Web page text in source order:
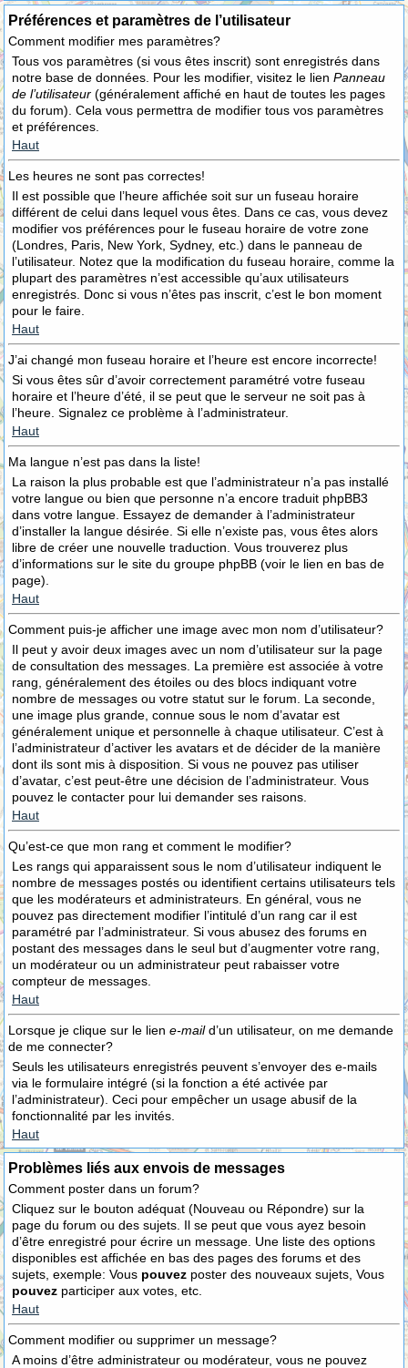
Préférences et paramètres de l’utilisateur
Comment modifier mes paramètres?
Tous vos paramètres (si vous êtes inscrit) sont enregistrés dans
notre base de données. Pour les modifier, visitez le lien Panneau
de l’utilisateur (généralement affiché en haut de toutes les pages
du forum). Cela vous permettra de modifier tous vos paramètres
et préférences.
Haut
Les heures ne sont pas correctes!
Il est possible que l’heure affichée soit sur un fuseau horaire
différent de celui dans lequel vous êtes. Dans ce cas, vous devez
modifier vos préférences pour le fuseau horaire de votre zone
(Londres, Paris, New York, Sydney, etc.) dans le panneau de
l’utilisateur. Notez que la modification du fuseau horaire, comme la
plupart des paramètres n’est accessible qu’aux utilisateurs
enregistrés. Donc si vous n’êtes pas inscrit, c’est le bon moment
pour le faire.
Haut
J’ai changé mon fuseau horaire et l’heure est encore incorrecte!
Si vous êtes sûr d’avoir correctement paramétré votre fuseau
horaire et l’heure d’été, il se peut que le serveur ne soit pas à
l’heure. Signalez ce problème à l’administrateur.
Haut
Ma langue n’est pas dans la liste!
La raison la plus probable est que l’administrateur n’a pas installé
votre langue ou bien que personne n’a encore traduit phpBB3
dans votre langue. Essayez de demander à l’administrateur
d’installer la langue désirée. Si elle n’existe pas, vous êtes alors
libre de créer une nouvelle traduction. Vous trouverez plus
d’informations sur le site du groupe phpBB (voir le lien en bas de
page).
Haut
Comment puis-je afficher une image avec mon nom d’utilisateur?
Il peut y avoir deux images avec un nom d’utilisateur sur la page
de consultation des messages. La première est associée à votre
rang, généralement des étoiles ou des blocs indiquant votre
nombre de messages ou votre statut sur le forum. La seconde,
une image plus grande, connue sous le nom d’avatar est
généralement unique et personnelle à chaque utilisateur. C’est à
l’administrateur d’activer les avatars et de décider de la manière
dont ils sont mis à disposition. Si vous ne pouvez pas utiliser
d’avatar, c’est peut-être une décision de l’administrateur. Vous
pouvez le contacter pour lui demander ses raisons.
Haut
Qu’est-ce que mon rang et comment le modifier?
Les rangs qui apparaissent sous le nom d’utilisateur indiquent le
nombre de messages postés ou identifient certains utilisateurs tels
que les modérateurs et administrateurs. En général, vous ne
pouvez pas directement modifier l’intitulé d’un rang car il est
paramétré par l’administrateur. Si vous abusez des forums en
postant des messages dans le seul but d’augmenter votre rang,
un modérateur ou un administrateur peut rabaisser votre
compteur de messages.
Haut
Lorsque je clique sur le lien e-maild’un utilisateur, on me demande
de me connecter?
Seuls les utilisateurs enregistrés peuvent s’envoyer des e-mails
via le formulaire intégré (si la fonction a été activée par
l’administrateur). Ceci pour empêcher un usage abusif de la
fonctionnalité par les invités.
Haut
Problèmes liés aux envois de messages
Comment poster dans un forum?
Cliquez sur le bouton adéquat (Nouveau ou Répondre) sur la
page du forum ou des sujets. Il se peut que vous ayez besoin
d’être enregistré pour écrire un message. Une liste des options
disponibles est affichée en bas des pages des forums et des
sujets, exemple: Vous pouvez poster des nouveaux sujets, Vous
pouvez participer aux votes, etc.
Haut
Comment modifier ou supprimer un message?
A moins d’être administrateur ou modérateur, vous ne pouvez